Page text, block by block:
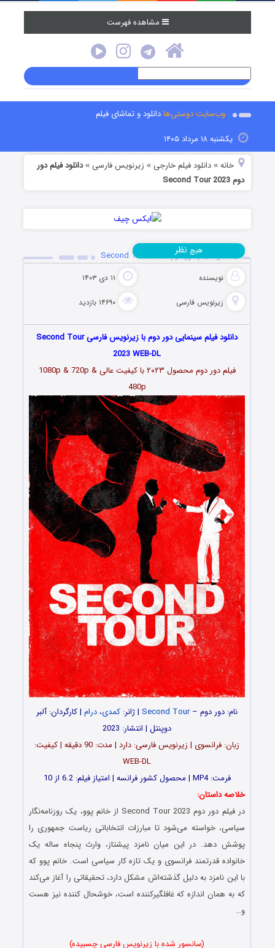
مشاهده فهرست
وب‌سایت دوستی‌هادانلود و تماشای فیلم
یکشنبه ۱۸ مرداد ۱۴۰۵
خانه »دانلود فیلم خارجی » زیرنویس فارسی »دانلود فیلم دور
دوم Second Tour 2023
دانلود فیلم دور دوم Second Tour 2023
نویسنده ۱۱ دی ۱۴۰۳
زیرنویس فارسی ۱۴۶۹۰ بازدید
هیچ نظر
دانلود فیلم سینمایی دور دوم با زیرنویس فارسی Second Tour
2023 WEB-DL
فیلم دور دوم محصول ۲۰۲۳ با کیفیت عالی 1080p & 720p &
480p
نام: دور دوم –Second Tour | ژانر: کمدی، درام | کارگردان: آلبر
دوپنتل | انتشار: 2023
زبان: فرانسوی | زیرنویس فارسی: دارد | مدت‌: 90 دقیقه | کیفیت:
WEB-DL
فرمت: MP4 | محصول کشور فرانسه | امتیاز فیلم: 6.2 از 10
خلاصه داستان:
در فیلم دور دوم Second Tour 2023 از خانم پوو، یک روزنامه‌نگار
سیاسی، خواسته می‌شود تا مبارزات انتخاباتی ریاست جمهوری را
پوشش دهد. در این میان نامزد پیشتاز، وارث پنجاه ساله یک
خانواده قدرتمند فرانسوی و یک تازه کار سیاسی است. خانم پوو که
با این نامزد به دلیل گذشته‌اش مشکل دارد، تحقیقاتی را آغاز می‌کند
که به همان اندازه که غافلگیرکننده است، خوشحال کننده نیز هست
و…
(سانسور شده با زیرنویس فارسی چسبیده)